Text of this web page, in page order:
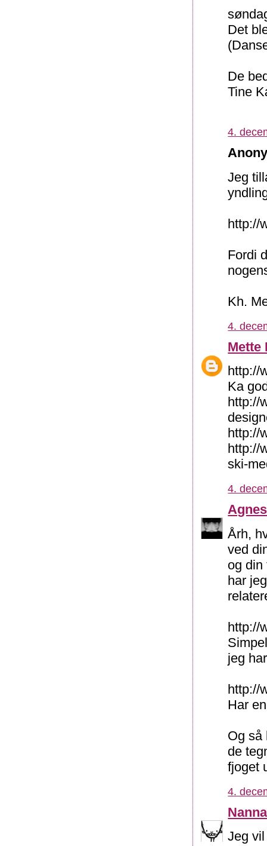
Det
De
Tine
4.
Jeg
http://
Fordi
Kh.
4.
Mette
http://
Ka
http://
http://
http://
ski-
4.
Agnes
Årh,
ved
og
har
http://
jeg
http://
Har
Og så
de
fjoget
4.
Nanna
Jeg